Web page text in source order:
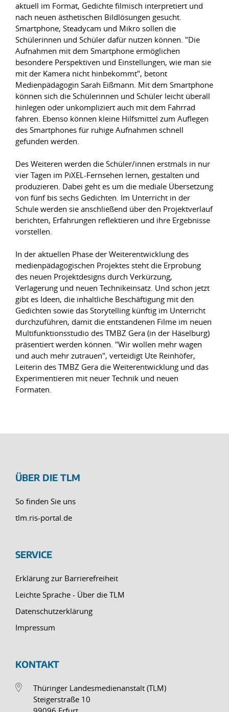
aktuell im Format, Gedichte filmisch interpretiert und
nach neuen ästhetischen Bildlösungen gesucht.
Smartphone, Steadycam und Mikro sollen die
Schülerinnen und Schüler dafür nutzen können. "Die
Aufnahmen mit dem Smartphone ermöglichen
besondere Perspektiven und Einstellungen, wie man sie
mit der Kamera nicht hinbekommt", betont
Medienpädagogin Sarah Eißmann. Mit dem Smartphone
können sich die Schülerinnen und Schüler leicht überall
hinlegen oder unkompliziert auch mit dem Fahrrad
fahren. Ebenso können kleine Hilfsmittel zum Auflegen
des Smartphones für ruhige Aufnahmen schnell
gefunden werden.
Des Weiteren werden die Schüler/innen erstmals in nur
vier Tagen im PiXEL-Fernsehen lernen, gestalten und
produzieren. Dabei geht es um die mediale Übersetzung
von fünf bis sechs Gedichten. Im Unterricht in der
Schule werden sie anschließend über den Projektverlauf
berichten, Erfahrungen reflektieren und ihre Ergebnisse
vorstellen.
In der aktuellen Phase der Weiterentwicklung des
medienpädagogischen Projektes steht die Erprobung
des neuen Projektdesigns durch Verkürzung,
Verlagerung und neuen Technikeinsatz. Und schon jetzt
gibt es Ideen, die inhaltliche Beschäftigung mit den
Gedichten sowie das Storytelling künftig im Unterricht
durchzuführen, damit die entstandenen Filme im neuen
Multifunktionsstudio des TMBZ Gera (in der Häselburg)
präsentiert werden können. "Wir wollen mehr wagen
und auch mehr zutrauen", verteidigt Ute Reinhöfer,
Leiterin des TMBZ Gera die Weiterentwicklung und das
Experimentieren mit neuer Technik und neuen
Formaten.
ÜBER DIE TLM
So finden Sie uns
tlm.ris-portal.de
SERVICE
Erklärung zur Barrierefreiheit
Leichte Sprache - Über die TLM
Datenschutzerklärung
Impressum
KONTAKT
Thüringer Landesmedienanstalt (TLM)
Steigerstraße 10